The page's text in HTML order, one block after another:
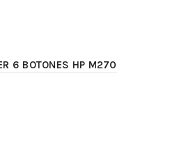
6 BOTONES HP M270